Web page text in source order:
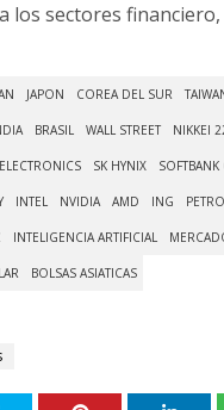
los sectores
JAPON COREA DEL SUR
BRASIL WALL STREET NIKKEI
SK HYNIX
INTEL NVIDIA AMD ING
INTELIGENCIA ARTIFICIAL
BOLSAS ASIATICAS